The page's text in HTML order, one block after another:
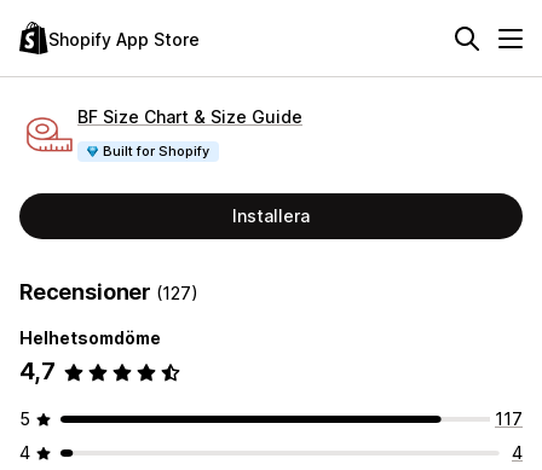
Shopify App Store
BF Size Chart & Size Guide
Built for Shopify
Installera
Recensioner (127)
Helhetsomdöme
4,7
5
117
4
4